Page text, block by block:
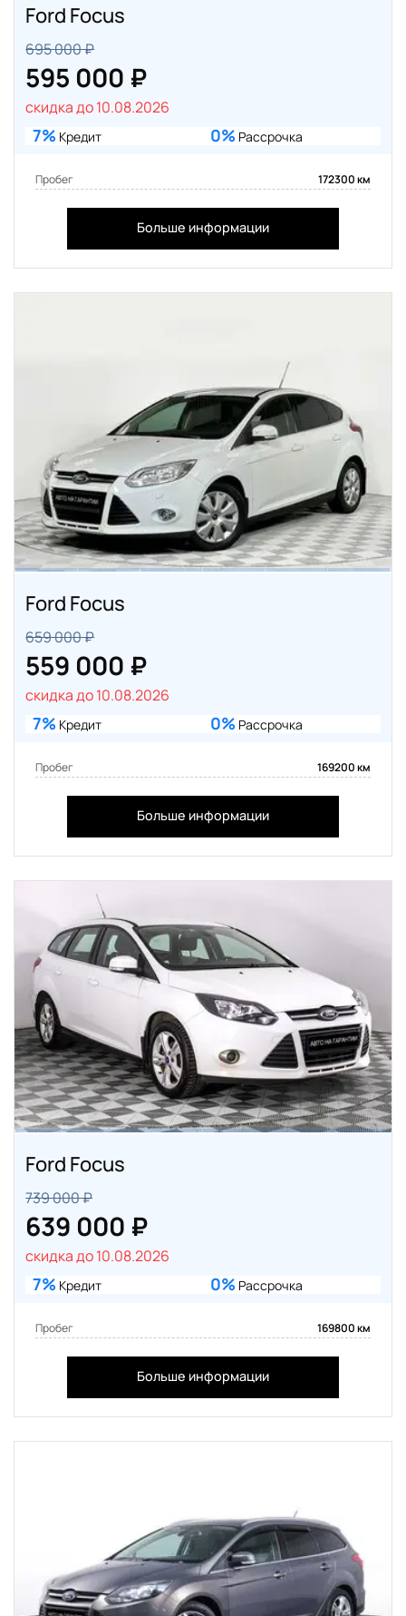
Ford Focus
695 000 ₽
595 000 ₽
скидка до 10.08.2026
7% Кредит 0% Рассрочка
Пробег 172300 км
Больше информации
Ford Focus
659 000 ₽
559 000 ₽
скидка до 10.08.2026
7% Кредит 0% Рассрочка
Пробег 169200 км
Больше информации
Ford Focus
739 000 ₽
639 000 ₽
скидка до 10.08.2026
7% Кредит 0% Рассрочка
Пробег 169800 км
Больше информации